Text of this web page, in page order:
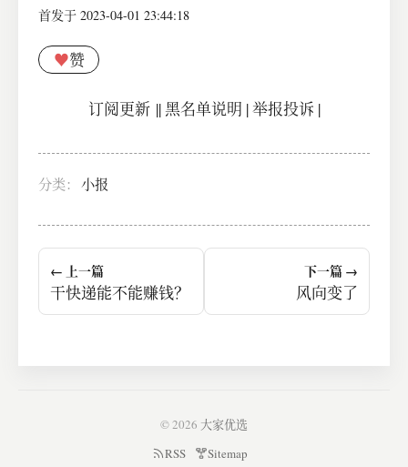
首发于 2023-04-01 23:44:18
♥赞
订阅更新||黑名单说明 |举报投诉 |
分类： 小报
← 上一篇
干快递能不能赚钱？
下一篇 →
风向变了
© 2026 大家优选
RSS
Sitemap